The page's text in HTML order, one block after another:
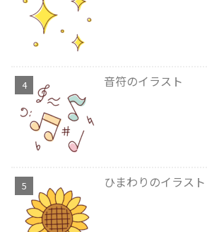
音符のイラスト
ひまわりのイラスト